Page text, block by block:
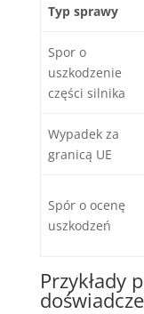
Typ sprawy
Spor o
uszkodzenie
części silnika
Wypadek za
granicą UE
Spór o ocenę
uszkodzeń
Przykłady